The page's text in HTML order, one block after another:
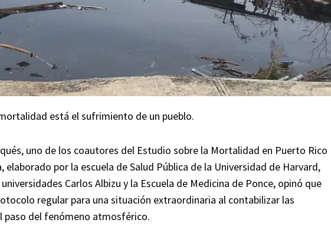
está el sufrimiento de un pueblo.
uno de los coautores del Estudio sobre la Mortalidad en Puerto Rico
elaborado por la escuela de Salud Pública de la Universidad de Harvard,
Carlos Albizu y la Escuela de Medicina de Ponce, opinó que
regular para una situación extraordinaria al contabilizar las
paso del fenómeno atmosférico.